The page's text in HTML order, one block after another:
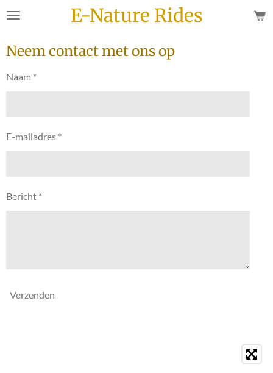
Ga
de
E-Nature Rides
Neem contact met ons op
Naam *
E-mailadres *
Bericht *
Verzenden